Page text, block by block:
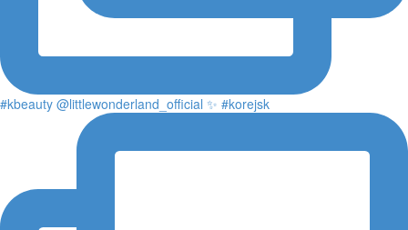
#kbeauty @littlewonderland_official ✨ #korejsk